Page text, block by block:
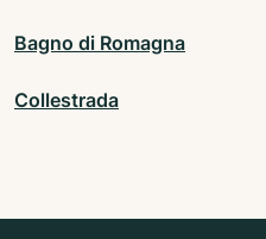
Bagno di Romagna
Collestrada